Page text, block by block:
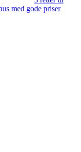
med gode priser